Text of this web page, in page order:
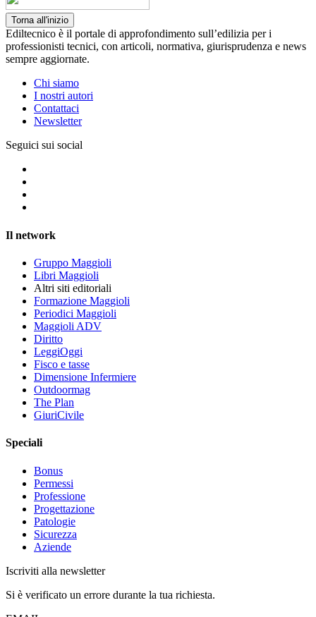
Torna all'inizio
Ediltecnico è il portale di approfondimento sull’edilizia per i
professionisti tecnici, con articoli, normativa, giurisprudenza e news
sempre aggiornate.
Chi siamo
I nostri autori
Contattaci
Newsletter
Seguici sui social
Il network
Gruppo Maggioli
Libri Maggioli
Altri siti editoriali
Formazione Maggioli
Periodici Maggioli
Maggioli ADV
Diritto
LeggiOggi
Fisco e tasse
Dimensione Infermiere
Outdoormag
The Plan
GiuriCivile
Speciali
Bonus
Permessi
Professione
Progettazione
Patologie
Sicurezza
Aziende
Iscriviti alla newsletter
Si è verificato un errore durante la tua richiesta.